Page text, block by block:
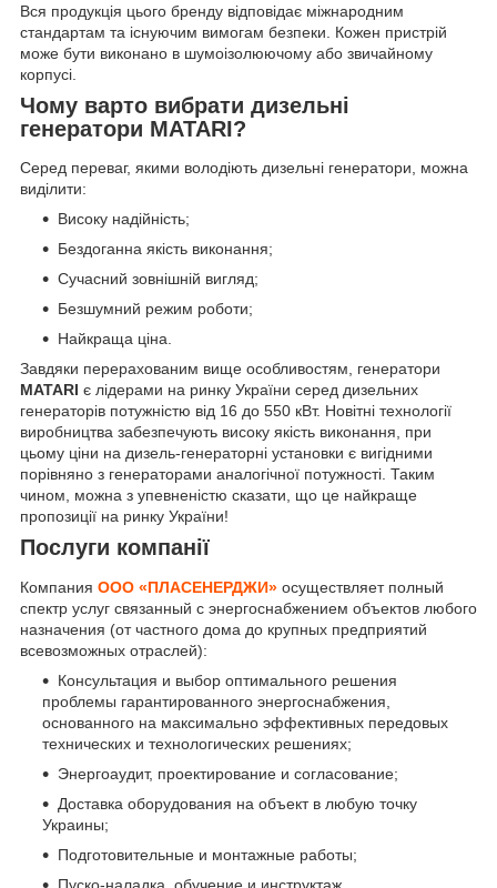
Вся продукція цього бренду відповідає міжнародним
стандартам та існуючим вимогам безпеки. Кожен пристрій
може бути виконано в шумоізолюючому або звичайному
корпусі.
Чому варто вибрати дизельні
генератори MATARI?
Серед переваг, якими володіють дизельні генератори, можна
виділити:
Високу надійність;
Бездоганна якість виконання;
Сучасний зовнішній вигляд;
Безшумний режим роботи;
Найкраща ціна.
Завдяки перерахованим вище особливостям, генератори
MATARI є лідерами на ринку України серед дизельних
генераторів потужністю від 16 до 550 кВт. Новітні технології
виробництва забезпечують високу якість виконання, при
цьому ціни на дизель-генераторні установки є вигідними
порівняно з генераторами аналогічної потужності. Таким
чином, можна з упевненістю сказати, що це найкраще
пропозиції на ринку України!
Послуги компанії
Компания ООО «ПЛАСЕНЕРДЖИ» осуществляет полный
спектр услуг связанный с энергоснабжением объектов любого
назначения (от частного дома до крупных предприятий
всевозможных отраслей):
Консультация и выбор оптимального решения
проблемы гарантированного энергоснабжения,
основанного на максимально эффективных передовых
технических и технологических решениях;
Энергоаудит, проектирование и согласование;
Доставка оборудования на объект в любую точку
Украины;
Подготовительные и монтажные работы;